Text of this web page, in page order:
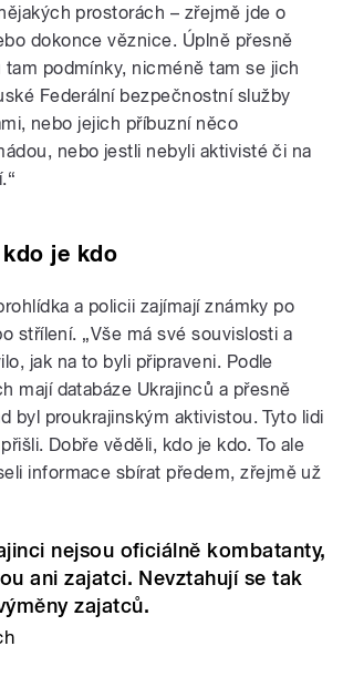
prostorách – zřejmě jde o
dokonce věznice. Úplně přesně
tam podmínky, nicméně tam se jich
Federální bezpečnostní služby
nebo jejich příbuzní něco
nebo jestli nebyli aktivisté či na
je kdo
a policii zajímají známky po
střílení. „Vše má své souvislosti a
jak na to byli připraveni. Podle
mají databáze Ukrajinců a přesně
byl proukrajinským aktivistou. Tyto lidi
Dobře věděli, kdo je kdo. To ale
informace sbírat předem, zřejmě už
nejsou oficiálně kombatanty,
ani zajatci. Nevztahují se tak
zajatců.